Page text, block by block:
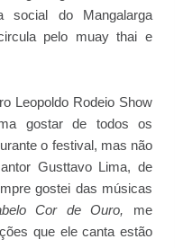
social do Mangalarga
pelo muay thai e
Leopoldo Rodeio Show
gostar de todos os
o festival, mas não
Gusttavo Lima, de
gostei das músicas
Cor de Ouro, me
que ele canta estão